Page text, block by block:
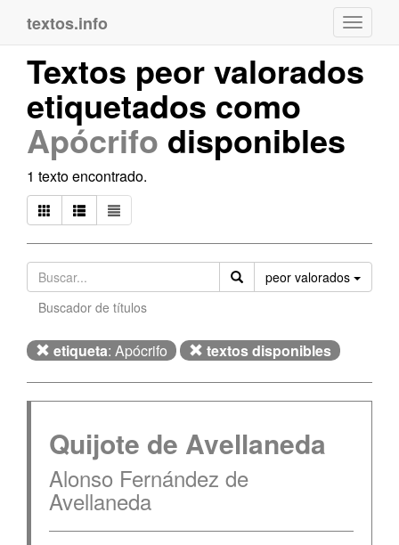
textos.info
Textos peor valorados
etiquetados como
Apócrifo disponibles
1 texto encontrado.
peor valorados
Buscador de títulos
etiqueta: Apócrifo textos disponibles
Quijote de Avellaneda
Alonso Fernández de
Avellaneda